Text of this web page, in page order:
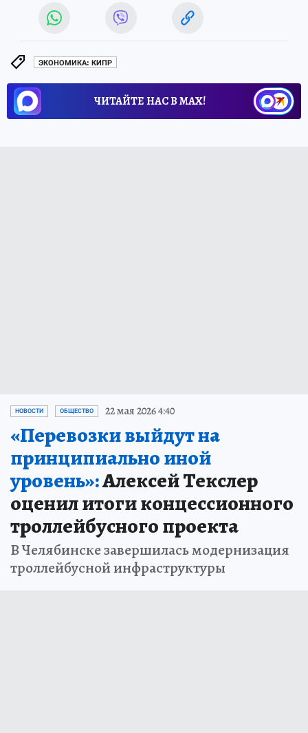
ЭКОНОМИКА: КИПР
ЧИТАЙТЕ НАС В МАХ!
НОВОСТИ ОБЩЕСТВО 22 мая 2026 4:40
«Перевозки выйдут на
принципиально иной
уровень»:Алексей Текслер
оценил итоги концессионного
троллейбусного проекта
В Челябинске завершилась модернизация
троллейбусной инфраструктуры